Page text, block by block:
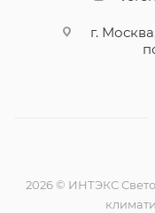
г.
2026 © ИНТЭКС